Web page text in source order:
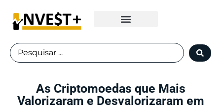
As Criptomoedas que Mais
Valorizaram e Desvalorizaram em